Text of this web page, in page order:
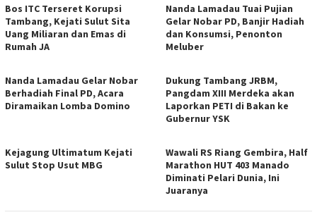
Bos ITC Terseret Korupsi
Tambang, Kejati Sulut Sita
Uang Miliaran dan Emas di
Rumah JA
Nanda Lamadau Tuai Pujian
Gelar Nobar PD, Banjir Hadiah
dan Konsumsi, Penonton
Meluber
Nanda Lamadau Gelar Nobar
Berhadiah Final PD, Acara
Diramaikan Lomba Domino
Dukung Tambang JRBM,
Pangdam XIII Merdeka akan
Laporkan PETI di Bakan ke
Gubernur YSK
Kejagung Ultimatum Kejati
Sulut Stop Usut MBG
Wawali RS Riang Gembira, Half
Marathon HUT 403 Manado
Diminati Pelari Dunia, Ini
Juaranya